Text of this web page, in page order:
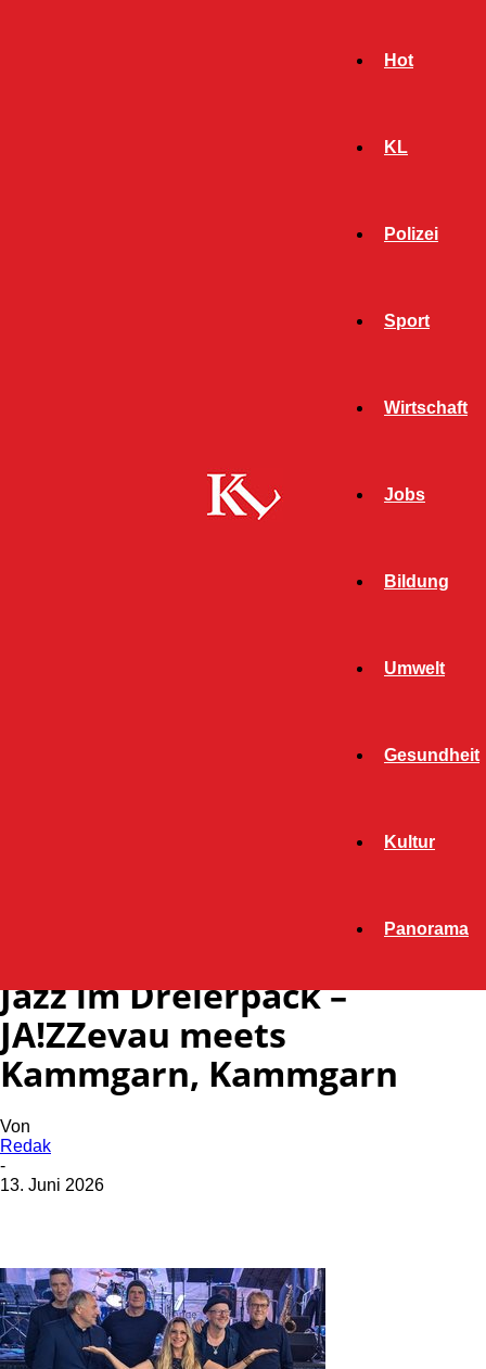
Hot
KL
Polizei
Sport
Wirtschaft
Jobs
Bildung
Umwelt
Gesundheit
Kultur
Panorama
Jazz im Dreierpack – JA!ZZevau meets
Jazz im Dreierpack –
JA!ZZevau meets
Kammgarn, Kammgarn
Von
Redak
-
13. Juni 2026